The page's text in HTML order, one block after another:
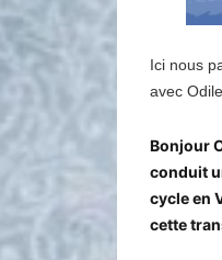
Ici nous
avec
Bonjour
conduit
cycle en
cette